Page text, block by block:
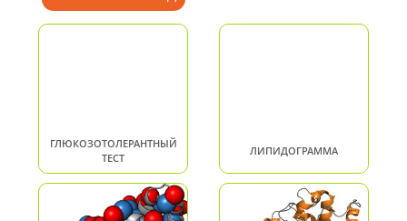
ГЛЮКОЗОТОЛЕРАНТНЫЙ
ТЕСТ
ЛИПИДОГРАММА